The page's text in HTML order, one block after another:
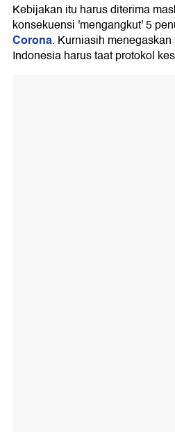
Kebijakan itu harus diterima
konsekuensi 'mengangkut' 5
Corona. Kurniasih
Indonesia harus taat protokol